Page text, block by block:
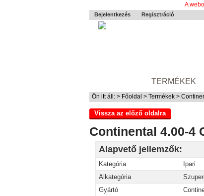
A
Bejelentkezés Regisztráció
TERMÉKEK
Ön itt áll: > Főoldal > Termékek >
Vissza az előző oldalra
Continental 4.00-4
Alapvető jellemzők:
Kategória
Ipari
Alkategória
Gyártó